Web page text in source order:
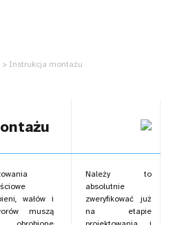
> Instrukcja montażu
wałów i
muszą
Należy to
absolutnie
zweryfikować już
na etapie